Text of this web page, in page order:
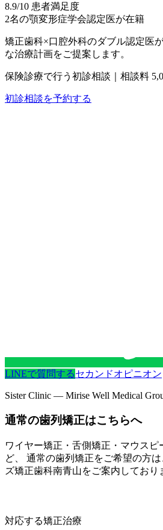
8.9/10 患者満足度
2名の顎変形症学会認定医が在籍
矯正歯科×口腔外科のダブル認定医
な治療計画をご提案します。
保険診療で行う初診相談｜相談料
初診相談を予約する
LINEで質問するセカンドオピニオン
Sister Clinic — Mirise Well Medical
通常の歯列矯正はこちらへ
ワイヤー矯正・舌側矯正・マウスピ
ど、 通常の歯列矯正をご希望の方
ズ矯正歯科南青山をご案内しており
対応する矯正治療